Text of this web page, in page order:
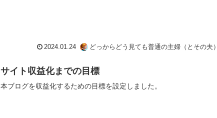
2024.01.24 どっからどう見ても普通の主婦（とその夫）
サイト収益化までの目標
本ブログを収益化するための目標を設定しました。